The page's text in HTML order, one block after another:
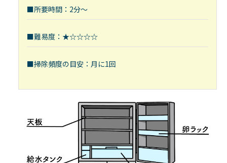
■所要時間：2分～
■難易度：★☆☆☆☆
■掃除頻度の目安：月に1回